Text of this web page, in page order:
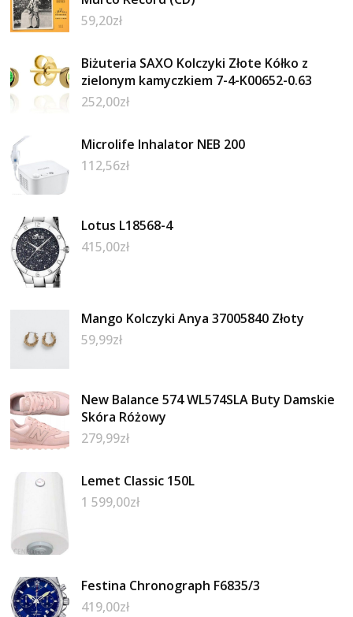
59,20zł
Biżuteria SAXO Kolczyki Złote Kółko z
zielonym kamyczkiem 7-4-K00652-0.63
252,00zł
Microlife Inhalator NEB 200
112,56zł
Lotus L18568-4
415,00zł
Mango Kolczyki Anya 37005840 Złoty
59,99zł
New Balance 574 WL574SLA Buty Damskie
Skóra Różowy
279,99zł
Lemet Classic 150L
1 599,00zł
Festina Chronograph F6835/3
419,00zł